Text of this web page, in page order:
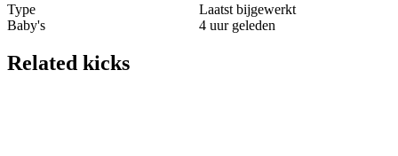
Type
Baby's
Laatst bijgewerkt
4 uur geleden
Related kicks